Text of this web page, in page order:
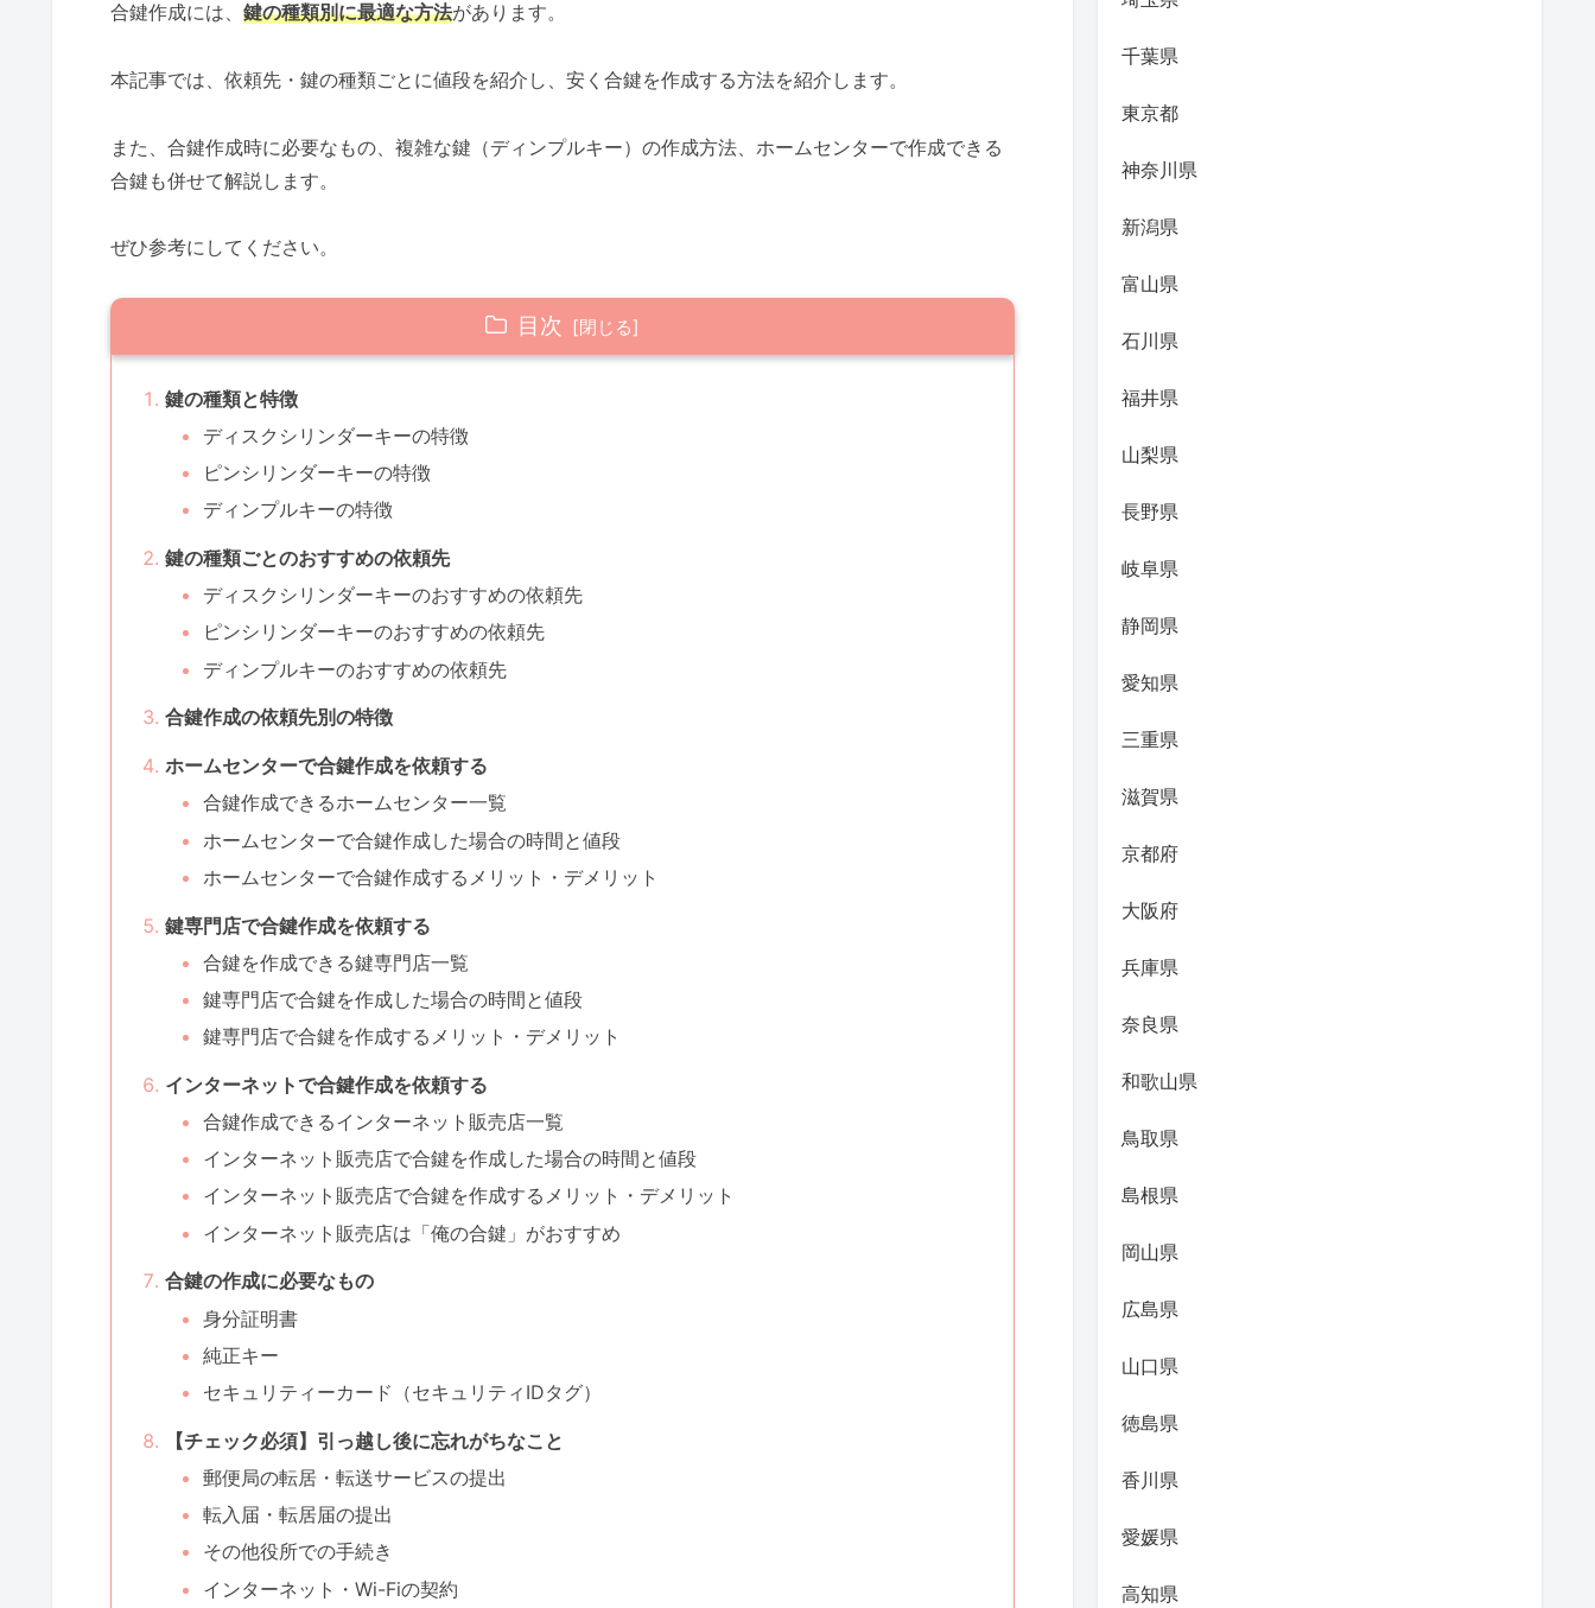
合鍵作成には、 鍵の種類別に最適な方法があります。
本記事では、依頼先・鍵の種類ごとに値段を紹介し、安く合鍵を作成する方法を紹介します。
また、合鍵作成時に必要なもの、複雑な鍵（ディンプルキー）の作成方法、ホームセンターで作成できる
合鍵も併せて解説します。
ぜひ参考にしてください。
目次
鍵の種類と特徴
ディスクシリンダーキーの特徴
ピンシリンダーキーの特徴
ディンプルキーの特徴
鍵の種類ごとのおすすめの依頼先
ディスクシリンダーキーのおすすめの依頼先
ピンシリンダーキーのおすすめの依頼先
ディンプルキーのおすすめの依頼先
合鍵作成の依頼先別の特徴
ホームセンターで合鍵作成を依頼する
合鍵作成できるホームセンター一覧
ホームセンターで合鍵作成した場合の時間と値段
ホームセンターで合鍵作成するメリット・デメリット
鍵専門店で合鍵作成を依頼する
合鍵を作成できる鍵専門店一覧
鍵専門店で合鍵を作成した場合の時間と値段
鍵専門店で合鍵を作成するメリット・デメリット
インターネットで合鍵作成を依頼する
合鍵作成できるインターネット販売店一覧
インターネット販売店で合鍵を作成した場合の時間と値段
インターネット販売店で合鍵を作成するメリット・デメリット
インターネット販売店は「俺の合鍵」がおすすめ
合鍵の作成に必要なもの
身分証明書
純正キー
セキュリティーカード（セキュリティIDタグ）
【チェック必須】引っ越し後に忘れがちなこと
郵便局の転居・転送サービスの提出
転入届・転居届の提出
その他役所での手続き
インターネット・Wi-Fiの契約
千葉県
東京都
神奈川県
新潟県
富山県
石川県
福井県
山梨県
長野県
岐阜県
静岡県
愛知県
三重県
滋賀県
京都府
大阪府
兵庫県
奈良県
和歌山県
鳥取県
島根県
岡山県
広島県
山口県
徳島県
香川県
愛媛県
高知県